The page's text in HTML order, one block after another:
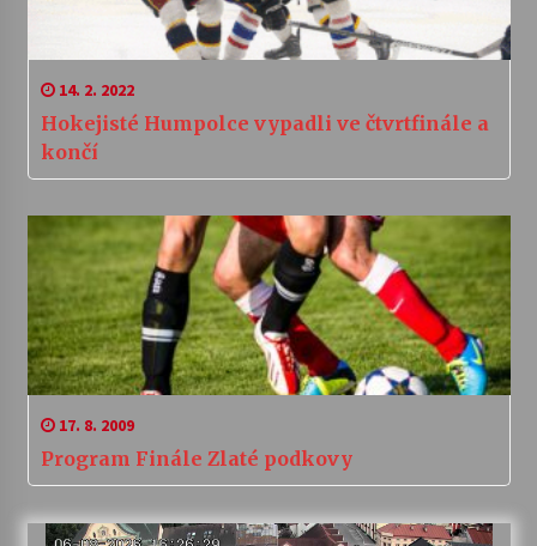
14. 2. 2022
Hokejisté Humpolce vypadli ve čtvrtfinále a
končí
17. 8. 2009
Program Finále Zlaté podkovy